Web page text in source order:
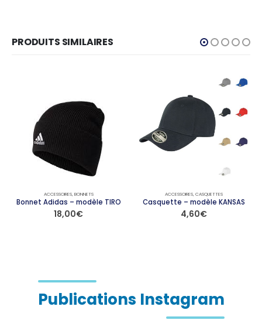
PRODUITS SIMILAIRES
ACCESSOIRES, BONNETS
Bonnet Adidas – modèle TIRO
18,00€
ACCESSOIRES, CASQUETTES
Casquette – modèle KANSAS
4,60€
Publications Instagram